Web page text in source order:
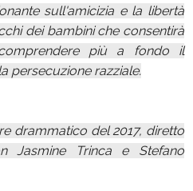
sull'amicizia e la libertà
dei bambini che consentirà
più a fondo il
persecuzione razziale.
drammatico del 2017, diretto
Jasmine Trinca e Stefano